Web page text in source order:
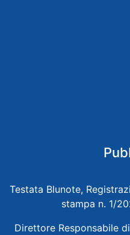
Testata Blunote,
stampa n. 1/
Direttore Responsabile